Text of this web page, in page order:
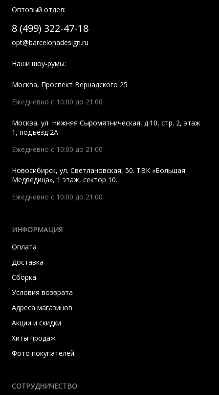
Оптовый отдел:
8 (499) 322-47-18
opt@barcelonadesign.ru
Наши шоу-румы:
Москва, Проспект Вернадского 25
Ежедневно с 10:00 до 21:00
Москва, ул. Нижняя Сыромятническая, д.10, стр. 2, этаж
1, подъезд 2A
Ежедневно с 10:00 до 21:00
Новосибирск, ул. Светлановская, 50. ТВК «Большая
Медведица», 1 этаж, сектор 10.
Ежедневно с 10:00 до 21:00
ИНФОРМАЦИЯ
Оплата
Доставка
Сборка
Условия возврата
Адреса магазинов
Акции и скидки
Хиты продаж
Фото покупателей
СОТРУДНИЧЕСТВО